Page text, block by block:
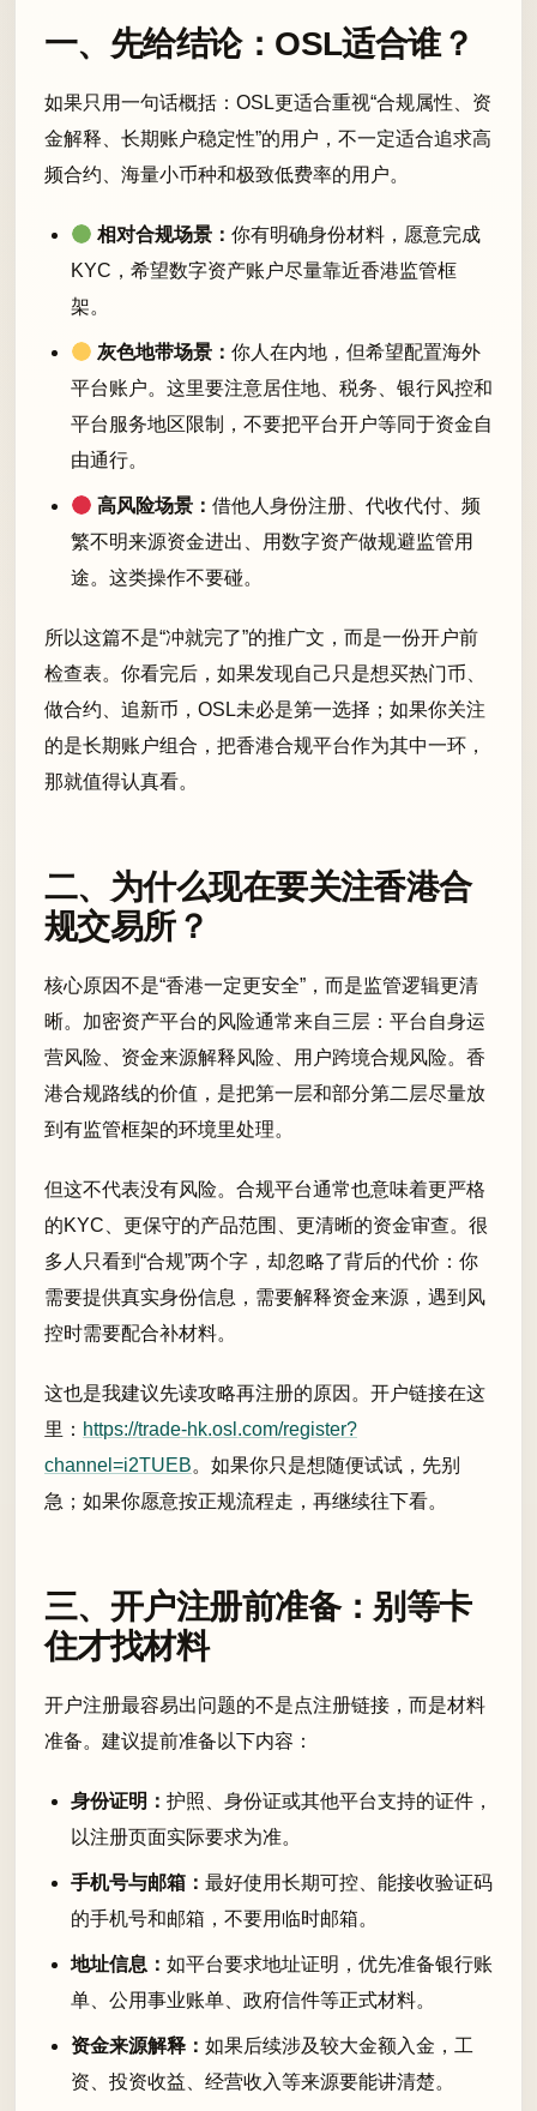
一、先给结论：OSL适合谁？
如果只用一句话概括：OSL更适合重视“合规属性、资
金解释、长期账户稳定性”的用户，不一定适合追求高
频合约、海量小币种和极致低费率的用户。
相对合规场景：你有明确身份材料，愿意完成
KYC，希望数字资产账户尽量靠近香港监管框
架。
灰色地带场景：你人在内地，但希望配置海外
平台账户。这里要注意居住地、税务、银行风控和
平台服务地区限制，不要把平台开户等同于资金自
由通行。
高风险场景：借他人身份注册、代收代付、频
繁不明来源资金进出、用数字资产做规避监管用
途。这类操作不要碰。
所以这篇不是“冲就完了”的推广文，而是一份开户前
检查表。你看完后，如果发现自己只是想买热门币、
做合约、追新币，OSL未必是第一选择；如果你关注
的是长期账户组合，把香港合规平台作为其中一环，
那就值得认真看。
二、为什么现在要关注香港合
规交易所？
核心原因不是“香港一定更安全”，而是监管逻辑更清
晰。加密资产平台的风险通常来自三层：平台自身运
营风险、资金来源解释风险、用户跨境合规风险。香
港合规路线的价值，是把第一层和部分第二层尽量放
到有监管框架的环境里处理。
但这不代表没有风险。合规平台通常也意味着更严格
的KYC、更保守的产品范围、更清晰的资金审查。很
多人只看到“合规”两个字，却忽略了背后的代价：你
需要提供真实身份信息，需要解释资金来源，遇到风
控时需要配合补材料。
这也是我建议先读攻略再注册的原因。开户链接在这
里： https://trade-hk.osl.com/register?
channel=i2TUEB。如果你只是想随便试试，先别
急；如果你愿意按正规流程走，再继续往下看。
三、开户注册前准备：别等卡
住才找材料
开户注册最容易出问题的不是点注册链接，而是材料
准备。建议提前准备以下内容：
身份证明： 护照、身份证或其他平台支持的证件，
以注册页面实际要求为准。
手机号与邮箱： 最好使用长期可控、能接收验证码
的手机号和邮箱，不要用临时邮箱。
地址信息： 如平台要求地址证明，优先准备银行账
单、公用事业账单、政府信件等正式材料。
资金来源解释： 如果后续涉及较大金额入金，工
资、投资收益、经营收入等来源要能讲清楚。